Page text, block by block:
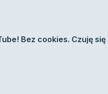
Bez cookies. Czuję się